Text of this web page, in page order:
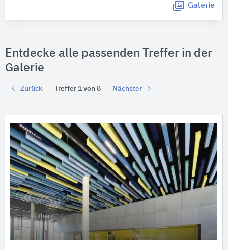
Galerie
Entdecke alle passenden Treffer in der
Galerie
Zurück Treffer 1 von 8 Nächster
© Joerg